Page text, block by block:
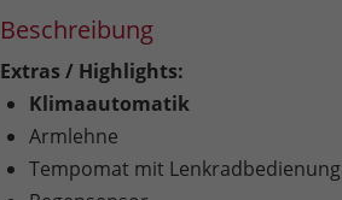
Beschreibung
Extras / Highlights:
Klimaautomatik
Armlehne
Tempomat mit Lenkradbedienung